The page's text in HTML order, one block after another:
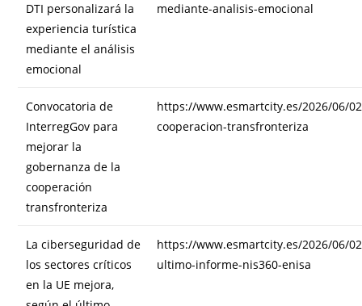
DTI personalizará la
experiencia turística
mediante el análisis
emocional
mediante-analisis-emocional
Convocatoria de
InterregGov para
mejorar la
gobernanza de la
cooperación
transfronteriza
https://www.esmartcity.es/2026/06/
cooperacion-transfronteriza
La ciberseguridad de
los sectores críticos
en la UE mejora,
https://www.esmartcity.es/2026/06/
ultimo-informe-nis360-enisa